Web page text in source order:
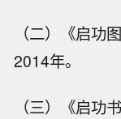
（二）《启功
2014年。
（三）《启功